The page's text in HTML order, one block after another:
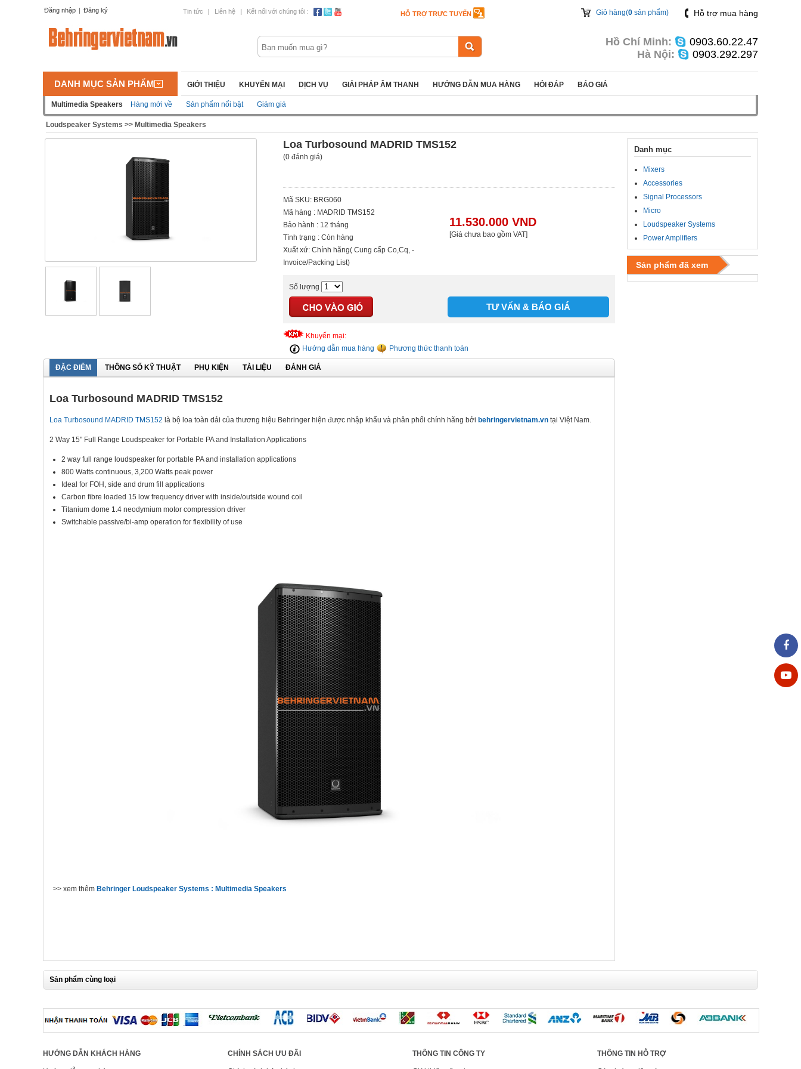
Đăng nhập | Đăng ký Tin tức | Liên hệ | Kết nối với chúng tôi : HỖ TRỢ TRỰC TUYẾN Hỗ trợ mua hàng
Hồ Chí Minh:
0903.60.22.47
Hà Nội:
0903.292.297
Giỏ hàng(0 sản phẩm)
DANH MỤC SẢN PHẨM GIỚI THIỆU KHUYẾN MẠI DỊCH VỤ GIẢI PHÁP ÂM THANH HƯỚNG DẪN MUA HÀNG HỎI ĐÁP BÁO GIÁ
Multimedia Speakers Hàng mới về Sản phẩm nổi bật Giảm giá
Loudspeaker Systems >> Multimedia Speakers
Loa Turbosound MADRID TMS152
(0 đánh giá)
Mã SKU: BRG060
Mã hàng : MADRID TMS152
Bảo hành : 12 tháng
Tình trạng : Còn hàng
Xuất xứ: Chính hãng( Cung cấp Co,Cq, -
Invoice/Packing List)
11.530.000 VND
[Giá chưa bao gồm VAT]
Số lượng
TƯ VẤN & BÁO GIÁ
Khuyến mại:
Hướng dẫn mua hàng
Phương thức thanh toán
ĐẶC ĐIỂM THÔNG SỐ KỸ THUẬT PHỤ KIỆN TÀI LIỆU ĐÁNH GIÁ
Loa Turbosound MADRID TMS152
Loa Turbosound MADRID TMS152 là bộ loa toàn dải của thương hiệu Behringer hiện được nhập khẩu và phân phối chính hãng bởi behringervietnam.vn tại Việt Nam.
2 Way 15" Full Range Loudspeaker for Portable PA and Installation Applications
2 way full range loudspeaker for portable PA and installation applications
800 Watts continuous, 3,200 Watts peak power
Ideal for FOH, side and drum fill applications
Carbon fibre loaded 15 low frequency driver with inside/outside wound coil
Titanium dome 1.4 neodymium motor compression driver
Switchable passive/bi-amp operation for flexibility of use
>> xem thêm Behringer Loudspeaker Systems : Multimedia Speakers
Danh mục
Mixers
Accessories
Signal Processors
Micro
Loudspeaker Systems
Power Amplifiers
Sản phẩm đã xem
Sản phẩm cùng loại
HƯỚNG DẪN KHÁCH HÀNG CHÍNH SÁCH ƯU ĐÃI THÔNG TIN CÔNG TY THÔNG TIN HỖ TRỢ